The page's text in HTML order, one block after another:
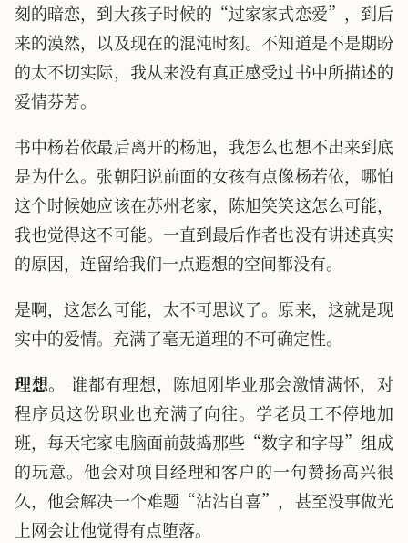
刻的暗恋，到大孩子时候的“过家家式恋爱”，到后
来的漠然，以及现在的混沌时刻。不知道是不是期盼
的太不切实际，我从来没有真正感受过书中所描述的
爱情芬芳。
书中杨若依最后离开的杨旭，我怎么也想不出来到底
是为什么。张朝阳说前面的女孩有点像杨若依，哪怕
这个时候她应该在苏州老家，陈旭笑笑这怎么可能，
我也觉得这不可能。一直到最后作者也没有讲述真实
的原因，连留给我们一点遐想的空间都没有。
是啊，这怎么可能，太不可思议了。原来，这就是现
实中的爱情。充满了毫无道理的不可确定性。
理想。
谁都有理想，陈旭刚毕业那会激情满怀，对
程序员这份职业也充满了向往。学老员工不停地加
班，每天宅家电脑面前鼓捣那些“数字和字母”组成
的玩意。他会对项目经理和客户的一句赞扬高兴很
久，他会解决一个难题“沾沾自喜”，甚至没事做光
上网会让他觉得有点堕落。